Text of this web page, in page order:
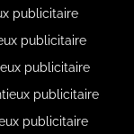
publicitaire
publicitaire
publicitaire
publicitaire
publicitaire